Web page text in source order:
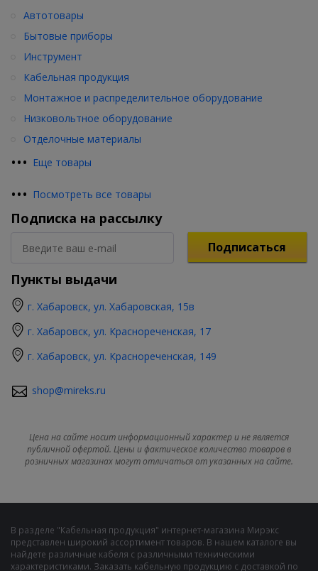
••• Еще товары
Автотовары
Бытовые приборы
Инструмент
Кабельная продукция
Монтажное и распределительное оборудование
Низковольтное оборудование
Отделочные материалы
••• Посмотреть все товары
Подписка на рассылку
Подписаться
Пункты выдачи
г. Хабаровск, ул. Хабаровская, 15в
г. Хабаровск, ул. Краснореченская, 17
г. Хабаровск, ул. Краснореченская, 149
shop@mireks.ru
Цена на сайте носит информационный характер и не является
публичной офертой. Цены и фактическое количество товаров в
розничных магазинах могут отличаться от указанных на сайте.
В разделе "Кабельная продукция" интернет-магазина Мирэкс
представлен широкий ассортимент товаров. В нашем каталоге вы
найдете различные кабеля с различными техническими
характеристиками. Заказать кабельную продукцию с доставкой по